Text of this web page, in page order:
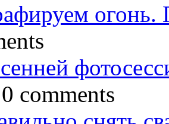
огонь.
0 comments